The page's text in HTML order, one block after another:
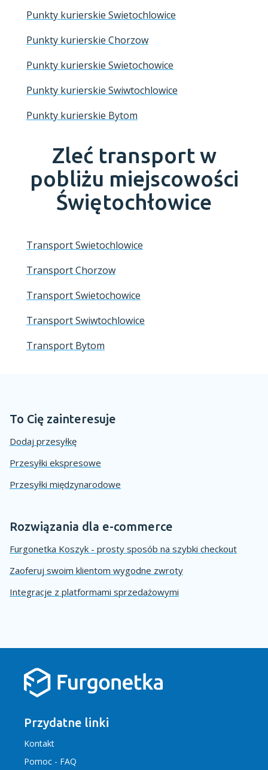
Punkty kurierskie Swietochlowice
Punkty kurierskie Chorzow
Punkty kurierskie Swietochowice
Punkty kurierskie Swiwtochlowice
Punkty kurierskie Bytom
Zleć transport w
pobliżu miejscowości
Świętochłowice
Transport Swietochlowice
Transport Chorzow
Transport Swietochowice
Transport Swiwtochlowice
Transport Bytom
To Cię zainteresuje
Dodaj przesyłkę
Przesyłki ekspresowe
Przesyłki międzynarodowe
Rozwiązania dla e-commerce
Furgonetka Koszyk - prosty sposób na szybki checkout
Zaoferuj swoim klientom wygodne zwroty
Integracje z platformami sprzedażowymi
Przydatne linki
Kontakt
Pomoc - FAQ